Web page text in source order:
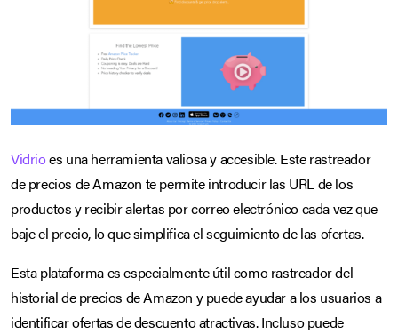
Vidrioes una herramienta valiosa y accesible. Este rastreador
de precios de Amazon te permite introducir las URL de los
productos y recibir alertas por correo electrónico cada vez que
baje el precio, lo que simplifica el seguimiento de las ofertas.
Esta plataforma es especialmente útil como rastreador del
historial de precios de Amazon y puede ayudar a los usuarios a
identificar ofertas de descuento atractivas. Incluso puede